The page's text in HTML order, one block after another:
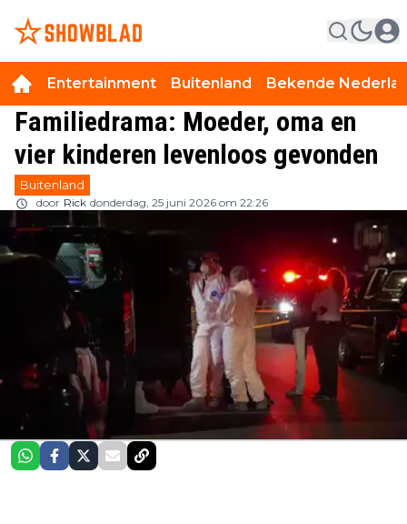
Entertainment Buitenland Bekende
Familiedrama: Moeder, oma en
vier kinderen levenloos gevonden
Buitenland
door Rick donderdag, 25 juni 2026 om 22:26